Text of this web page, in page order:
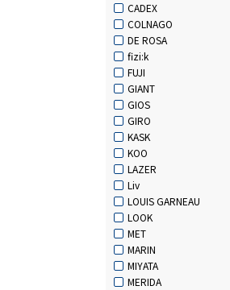
CADEX
COLNAGO
DE ROSA
fizi:k
FUJI
GIANT
GIOS
GIRO
KASK
KOO
LAZER
Liv
LOUIS GARNEAU
LOOK
MET
MARIN
MIYATA
MERIDA